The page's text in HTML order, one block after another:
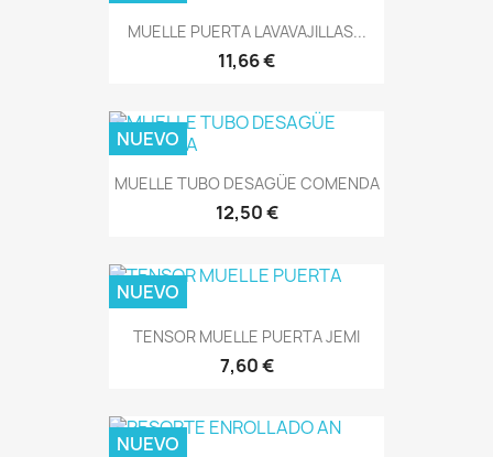
MUELLE PUERTA LAVAVAJILLAS...
11,66 €
MUELLE TUBO DESAGÜE COMENDA
12,50 €
NUEVO
TENSOR MUELLE PUERTA JEMI
7,60 €
NUEVO
NUEVO